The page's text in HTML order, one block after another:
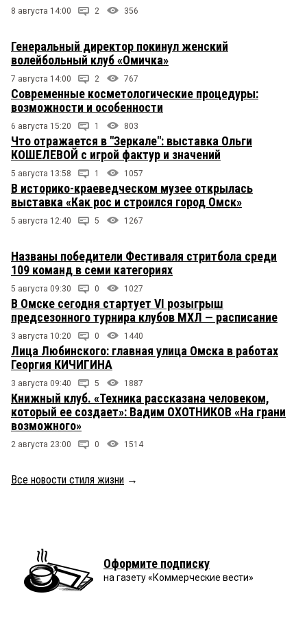
8 августа 14:00 2 356
Генеральный директор покинул женский
волейбольный клуб «Омичка»
7 августа 14:00 2 767
Современные косметологические процедуры:
возможности и особенности
6 августа 15:20 1 803
Что отражается в "Зеркале": выставка Ольги
КОШЕЛЕВОЙ с игрой фактур и значений
5 августа 13:58 1 1057
В историко-краеведческом музее открылась
выставка «Как рос и строился город Омск»
5 августа 12:40 5 1267
Названы победители Фестиваля стритбола среди
109 команд в семи категориях
5 августа 09:30 0 1027
В Омске сегодня стартует VI розыгрыш
предсезонного турнира клубов МХЛ — расписание
3 августа 10:20 0 1440
Лица Любинского: главная улица Омска в работах
Георгия КИЧИГИНА
3 августа 09:40 5 1887
Книжный клуб. «Техника рассказана человеком,
который ее создает»: Вадим ОХОТНИКОВ «На грани
возможного»
2 августа 23:00 0 1514
Все новости стиля жизни →
Оформите подписку
на газету «Коммерческие вести»